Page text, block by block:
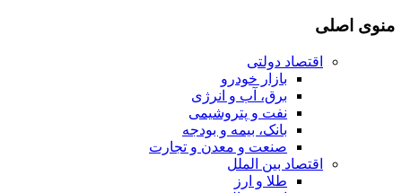
منوی اصلی
اقتصاد دولتی
بازار خودرو
برق، آب و انرژی
نفت و پتروشیمی
بانک، بیمه و بودجه
صنعت و معدن و تجارت
اقتصاد بین الملل
طلا و ارز